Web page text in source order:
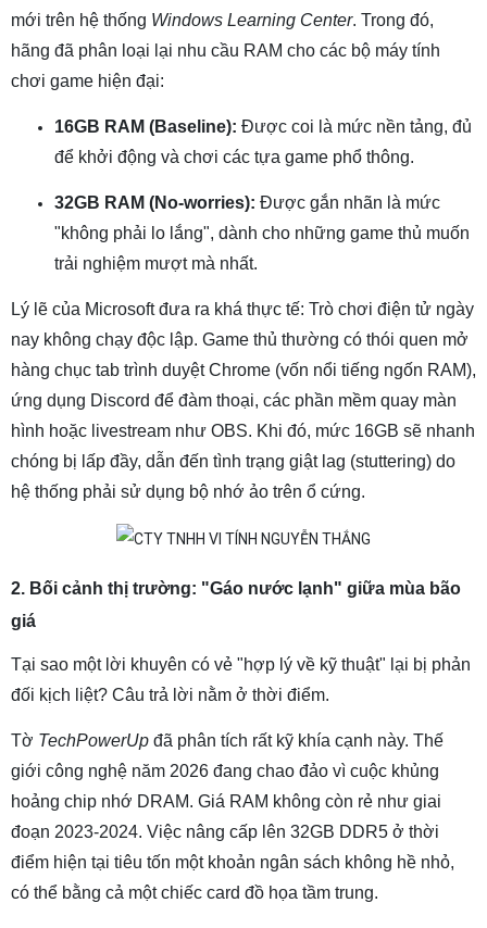
mới trên hệ thống Windows Learning Center. Trong đó,
hãng đã phân loại lại nhu cầu RAM cho các bộ máy tính
chơi game hiện đại:
16GB RAM (Baseline): Được coi là mức nền tảng, đủ
để khởi động và chơi các tựa game phổ thông.
32GB RAM (No-worries): Được gắn nhãn là mức
"không phải lo lắng", dành cho những game thủ muốn
trải nghiệm mượt mà nhất.
Lý lẽ của Microsoft đưa ra khá thực tế: Trò chơi điện tử ngày
nay không chạy độc lập. Game thủ thường có thói quen mở
hàng chục tab trình duyệt Chrome (vốn nổi tiếng ngốn RAM),
ứng dụng Discord để đàm thoại, các phần mềm quay màn
hình hoặc livestream như OBS. Khi đó, mức 16GB sẽ nhanh
chóng bị lấp đầy, dẫn đến tình trạng giật lag (stuttering) do
hệ thống phải sử dụng bộ nhớ ảo trên ổ cứng.
2. Bối cảnh thị trường: "Gáo nước lạnh" giữa mùa bão
giá
Tại sao một lời khuyên có vẻ "hợp lý về kỹ thuật" lại bị phản
đối kịch liệt? Câu trả lời nằm ở thời điểm.
Tờ TechPowerUp đã phân tích rất kỹ khía cạnh này. Thế
giới công nghệ năm 2026 đang chao đảo vì cuộc khủng
hoảng chip nhớ DRAM. Giá RAM không còn rẻ như giai
đoạn 2023-2024. Việc nâng cấp lên 32GB DDR5 ở thời
điểm hiện tại tiêu tốn một khoản ngân sách không hề nhỏ,
có thể bằng cả một chiếc card đồ họa tầm trung.